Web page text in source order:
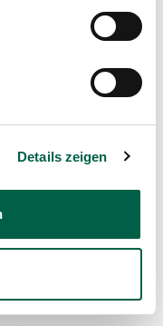
Details zeigen
Alltagsaktivitäten
oder
Eine
und
tatsächlich